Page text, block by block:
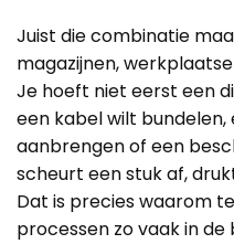
Juist die combinatie
magazijnen,
Je hoeft niet eerst een
een kabel wilt
aanbrengen of een
scheurt een stuk af,
Dat is precies waarom
processen zo vaak in de